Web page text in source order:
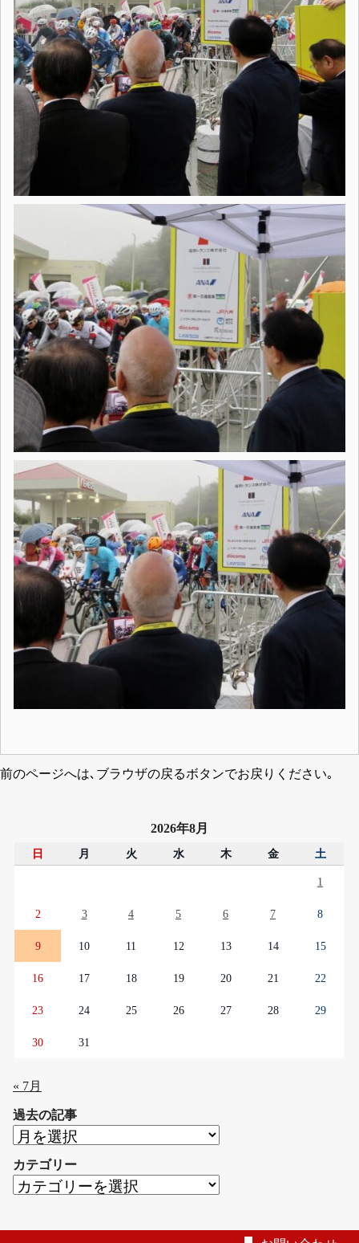
前のページへは､ブラウザの戻るボタンでお戻りください｡
2026年8月
日 月 火 水 木 金 土
1
2 3 4 5 6 7 8
9 10 11 12 13 14 15
16 17 18 19 20 21 22
23 24 25 26 27 28 29
30 31
« 7月
過去の記事
過
の
記
カテゴリー
カ